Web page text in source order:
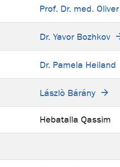
Prof. Dr. med.
Dr. Yavor Bozhkov
Dr. Pamela Heiland
Lászlò Bárány
Hebatalla Qassim